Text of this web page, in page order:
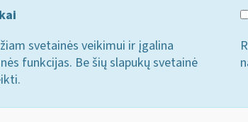
svetainės veikimui ir įgalina
funkcijas. Be šių slapukų svetainė